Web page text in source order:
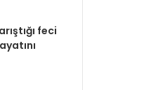
feci